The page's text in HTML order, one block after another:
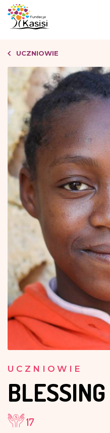
UCZNIOWIE
UCZNIOWIE
BLESSING
17